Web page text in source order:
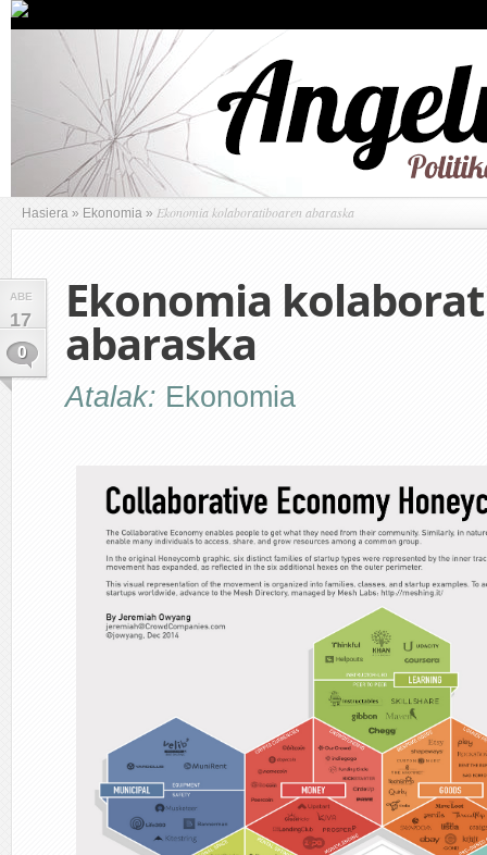
Hasiera » Ekonomia » Ekonomia kolaboratiboaren abaraska
ABE
17
0
Ekonomia
abaraska
Atalak: Ekonomia